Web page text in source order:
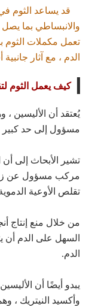
قد يساعد الثوم
تعمل مكملات
الدم ، مع آثار جانبية
كيف يعمل الثوم
يُعتقد أن الأليسين
مسؤول إلى حد
مركب مسؤول عن
تقلص الأوعية
السهل على الدم
الدم.
يبدو أيضًا أن
وأكسيد النيتريك ،